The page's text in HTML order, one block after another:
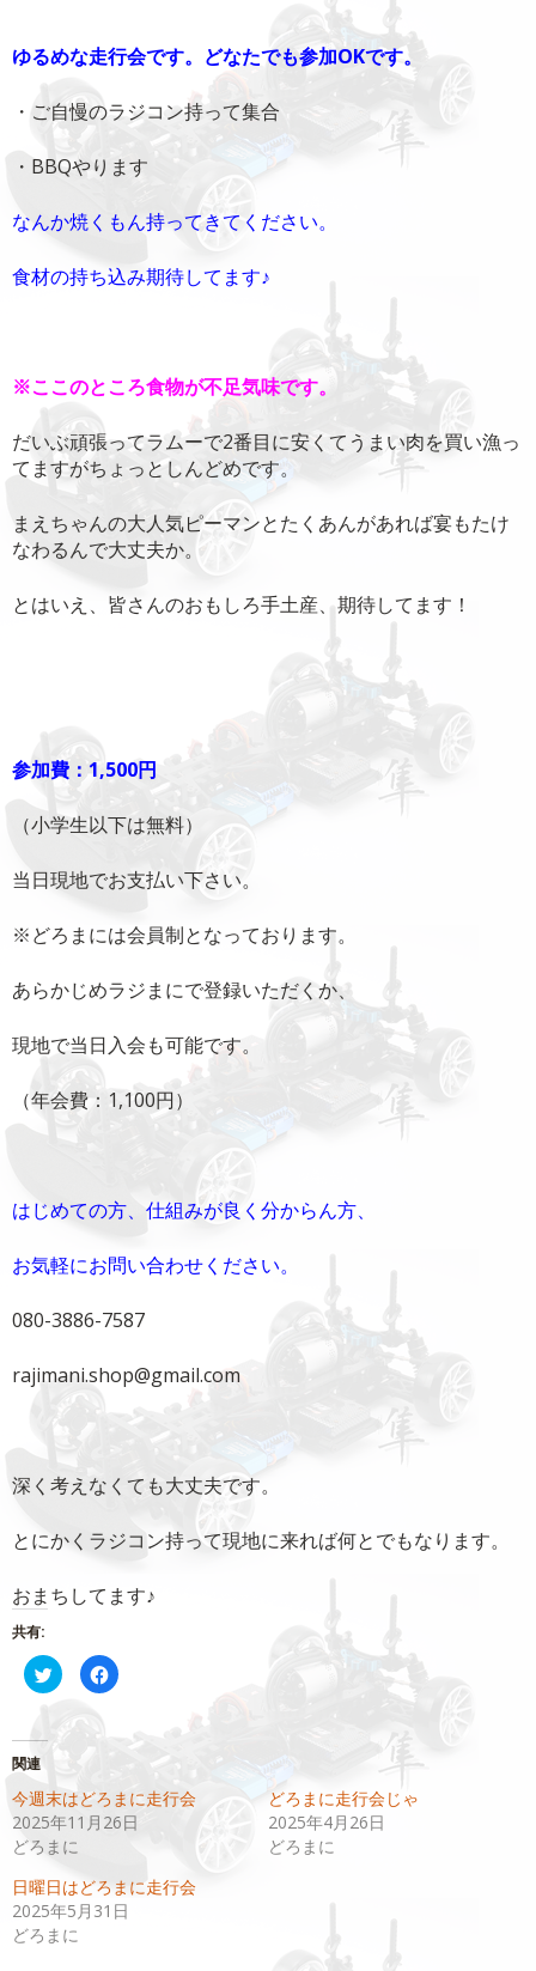
ゆるめな走行会です。どなたでも参加OKです。
・ご自慢のラジコン持って集合
・BBQやります
なんか焼くもん持ってきてください。
食材の持ち込み期待してます♪
※ここのところ食物が不足気味です。
だいぶ頑張ってラムーで2番目に安くてうまい肉を買い漁っ
てますがちょっとしんどめです。
まえちゃんの大人気ピーマンとたくあんがあれば宴もたけ
なわるんで大丈夫か。
とはいえ、皆さんのおもしろ手土産、期待してます！
参加費：1,500円
（小学生以下は無料）
当日現地でお支払い下さい。
※どろまには会員制となっております。
あらかじめラジまにで登録いただくか、
現地で当日入会も可能です。
（年会費：1,100円）
はじめての方、仕組みが良く分からん方、
お気軽にお問い合わせください。
080-3886-7587
rajimani.shop@gmail.com
深く考えなくても大丈夫です。
とにかくラジコン持って現地に来れば何とでもなります。
おまちしてます♪
共有:
ク
リ
し
て
Twitter
有
(新
し
い
ウ
ン
ド
ウ
で
開
Facebook
で
る
は
リ
ッ
ク
だ
さ
い
関連
今週末はどろまに走行会
2025年11月26日
どろまに
どろまに走行会じゃ
2025年4月26日
どろまに
日曜日はどろまに走行会
2025年5月31日
どろまに